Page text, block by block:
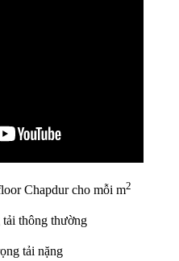
Chapdur cho mỗi m2
thông thường
tải nặng